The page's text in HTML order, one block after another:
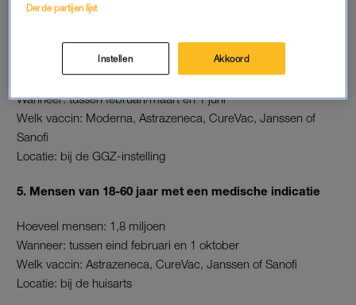
instelling wonen, red.) en hun zorgmedewerkers
Hoeveel mensen: 85.000
Wanneer: tussen februari/maart en 1 juni
Welk vaccin: Moderna, Astrazeneca, CureVac, Janssen of
Sanofi
Locatie: bij de GGZ-instelling
5. Mensen van 18-60 jaar met een medische indicatie
Hoeveel mensen: 1,8 miljoen
Wanneer: tussen eind februari en 1 oktober
Welk vaccin: Astrazeneca, CureVac, Janssen of Sanofi
Locatie: bij de huisarts
Derde partijen lijst
Instellen Akkoord